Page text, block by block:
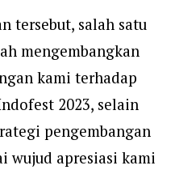
tersebut, salah satu
mengembangkan
kami terhadap
2023, selain
pengembangan
wujud apresiasi kami